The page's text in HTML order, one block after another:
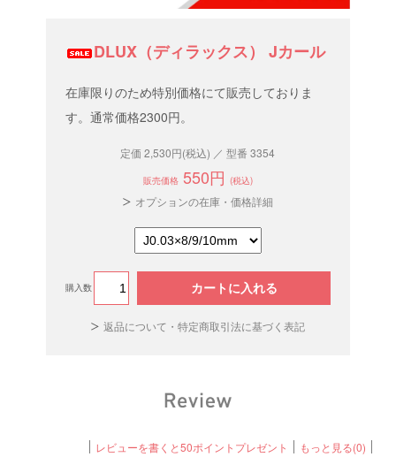
DLUX（ディラックス） Jカール
在庫限りのため特別価格にて販売しておりま
す。通常価格2300円。
定価 2,530円(税込) ／ 型番 3354
販売価格 550円 (税込)
オプションの在庫・価格詳細
購入数 カートに入れる
返品について・特定商取引法に基づく表記
レビューを書くと50ポイントプレゼント もっと見る(0)